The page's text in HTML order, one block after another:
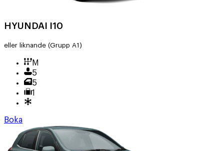
HYUNDAI I10
eller liknande (Grupp A1)
M
5
5
1
Boka